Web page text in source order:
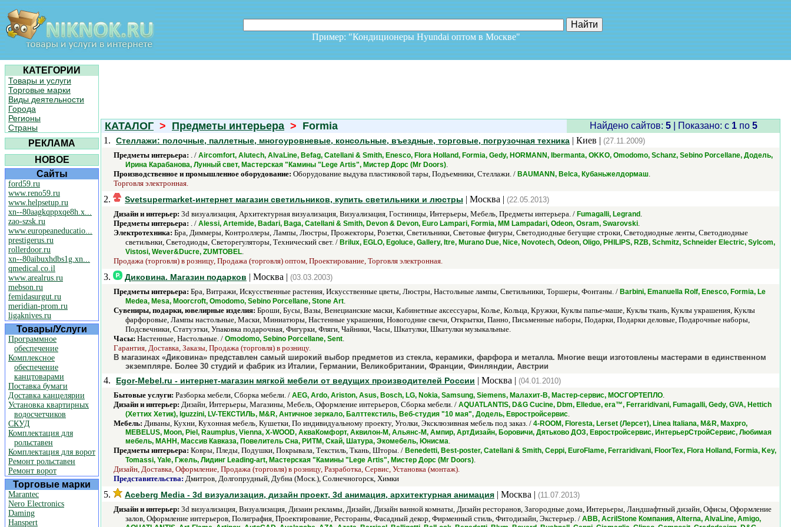
Пример: "Кондиционеры Hyundai оптом в Москве"
КАТЕГОРИИ
Товары и услуги
Торговые марки
Виды деятельности
Города
Регионы
Страны
РЕКЛАМА
НОВОЕ
Сайты
ford59.ru
www.reno59.ru
www.helpsetup.ru
xn--80aagkqppxqe8h.x...
zao-szsk.ru
www.europeaneducatio...
prestigerus.ru
rollerdoor.ru
xn--80aibuxhdbs1g.xn...
qmedical.co.il
www.arealrus.ru
mebson.ru
femidasurgut.ru
meridian-prom.ru
ligaknives.ru
Товары/Услуги
Программное
обеспечение
Комплексное
обеспечение
канцтоварами
Поставка бумаги
Доставка канцелярии
Установка квартирных
водосчетчиков
СКУД
Комплектация для
рольставен
Комплектация для ворот
Ремонт рольставен
Ремонт ворот
Торговые марки
Marantec
Nero Electronics
Daming
Hanspert
КАТАЛОГ > Предметы интерьера > Formia Найдено сайтов: 5| Показано: c 1по 5
1.
Стеллажи: полочные, паллетные, многоуровневые, консольные, въездные, торговые, погрузочная техника | Киев | (27.11.2009)
Предметы интерьера: . / Aircomfort, Alutech, AlvaLine, Befag, Catellani & Smith, Enesco, Flora Holland, Formia, Gedy, HORMANN, Ibermanta, OKKO, Omodomo, Schanz, Sebino Porcellane, Додель,
Ирина Карабанова, Лунный свет, Мастерская "Камины "Lege Artis", Мистер Дорс (Mr Doors).
Производственное и промышленное оборудование: Оборудование выдува пластиковой тары, Подъемники, Стеллажи. / BAUMANN, Belca, Кубаньжелдормаш.
Торговля электронная.
2. Svetsupermarket-интернет магазин светильников, купить светильники и люстры | Москва | (22.05.2013)
Дизайн и интерьер: 3d визуализация, Архитектурная визуализация, Визуализация, Гостиницы, Интерьеры, Мебель, Предметы интерьера. / Fumagalli, Legrand .
Предметы интерьера: . / Alessi, Artemide, Badari, Baga, Catellani & Smith, Devon & Devon, Euro Lampari, Formia, MM Lampadari, Odeon, Osram, Swarovski.
Электротехника: Бра, Диммеры, Контроллеры, Лампы, Люстры, Прожекторы, Розетки, Светильники, Световые фигуры, Светодиодные бегущие строки, Светодиодные ленты, Светодиодные
светильнки, Светодиоды, Светорегуляторы, Технический свет. / Brilux, EGLO, Egoluce, Gallery, Itre, Murano Due, Nice, Novotech, Odeon, Oligo, PHILIPS, RZB, Schmitz, Schneider Electric, Sylcom,
Vistosi, Wever&Ducre, ZUMTOBEL.
Продажа (торговля) в розницу, Продажа (торговля) оптом, Проектирование, Торговля электронная.
3. Диковина. Магазин подарков | Москва | (03.03.2003)
Предметы интерьера: Бра, Витражи, Искусственные растения, Искусственные цветы, Люстры, Настольные лампы, Светильники, Торшеры, Фонтаны. / Barbini, Emanuella Rolf, Enesco, Formia, Le
Medea, Mesa, Moorcroft, Omodomo, Sebino Porcellane, Stone Art.
Сувениры, подарки, ювелирные изделия: Броши, Бусы, Вазы, Венецианские маски, Кабинетные аксессуары, Колье, Кольца, Кружки, Куклы папье-маше, Куклы ткань, Куклы украшения, Куклы
фарфоровые, Лампы настольные, Маски, Миниатюры, Настенные украшения, Новогодние свечи, Открытки, Панно, Письменные наборы, Подарки, Подарки деловые, Подарочные наборы,
Подсвечники, Статуэтки, Упаковка подарочная, Фигурки, Фляги, Чайники, Часы, Шкатулки, Шкатулки музыкальные.
Часы: Настенные, Настольные. / Omodomo, Sebino Porcellane, Sent.
Гарантия, Доставка, Заказы, Продажа (торговля) в розницу.
В магазинах «Диковина» представлен самый широкий выбор предметов из стекла, керамики, фарфора и металла. Многие вещи изготовлены мастерами в единственном
экземпляре. Более 30 студий и фабрик из Италии, Германии, Великобритании, Франции, Финляндии, Австрии
4. Egor-Mebel.ru - интернет-магазин мягкой мебели от ведущих производителей России | Москва | (04.01.2010)
Бытовые услуги: Разборка мебели, Сборка мебели. / AEG, Ardo, Ariston, Asus, Bosch, LG, Nokia, Samsung, Siemens, Малахит-В, Мастер-сервис, МОСГОРТЕПЛО.
Дизайн и интерьер: Дизайн, Интерьеры, Магазины, Мебель, Оформление интерьеров, Сборка мебели. / AQUATLANTIS, D&G Cucine, Dbm, Elledue, era™, Ferraridivani, Fumagalli, Gedy, GVA, Hettich
(Хеттих Хетик), Iguzzini, LV-ТЕКСТИЛЬ, M&R, Античное зеркало, Балттекстиль, Веб-студия "10 мая", Додель, Евростройсервис.
Мебель: Диваны, Кухни, Кухонная мебель, Кушетки, По индивидуальному проекту, Уголки, Эксклюзивная мебель под заказ. / 4-ROOM, Floresta, Lerset (Лерсет), Linea Italiana, M&R, Maxpro,
MEBELUS, Moon, Piel, Raumplus, Vienna, X-WOOD, АкваКомфорт, Аквилон-М, Альянс-М, Ампир, АртДизайн, Боровичи, Дятьково ДОЗ, Евростройсервис, ИнтерьерСтройСервис, Любимая
мебель, МАНН, Массив Кавказа, Повелитель Сна, РИТМ, Скай, Шатура, Экомебель, Юнисма.
Предметы интерьера: Ковры, Пледы, Подушки, Покрывала, Текстиль, Ткань, Шторы. / Benedetti, Best-poster, Catellani & Smith, Ceppi, EuroFlame, Ferraridivani, FloorTex, Flora Holland, Formia, Key,
Tomassi, Yale, Гжель, Лидинг Leading-art, Мастерская "Камины "Lege Artis", Мистер Дорс (Mr Doors).
Дизайн, Доставка, Оформление, Продажа (торговля) в розницу, Разработка, Сервис, Установка (монтаж).
Представительства: Дмитров, Долгопрудный, Дубна (Моск.), Солнечногорск, Химки
5. Aceberg Media - 3d визуализация, дизайн проект, 3d анимация, архитектурная анимация | Москва | (11.07.2013)
Дизайн и интерьер: 3d визуализация, Визуализация, Дизаин рекламы, Дизайн, Дизайн ванной комнаты, Дизайн ресторанов, Загородные дома, Интерьеры, Ландшафтный дизайн, Офисы, Оформление
залов, Оформление интерьеров, Полиграфия, Проектирование, Рестораны, Фасадный декор, Фирменный стиль, Фитодизайн, Экстерьер. / ABB, AcrilStone Компания, Alterna, AlvaLine, Amigo,